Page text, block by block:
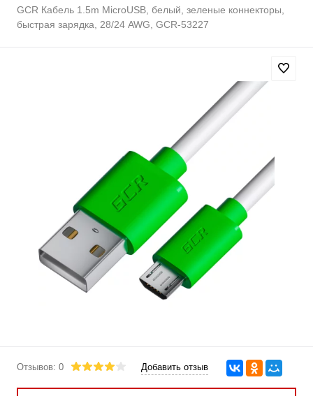
GCR Кабель 1.5m MicroUSB, белый, зеленые коннекторы,
быстрая зарядка, 28/24 AWG, GCR-53227
Отзывов: 0 Добавить отзыв